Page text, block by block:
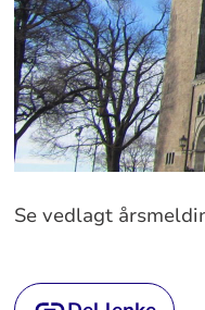
Se vedlagt